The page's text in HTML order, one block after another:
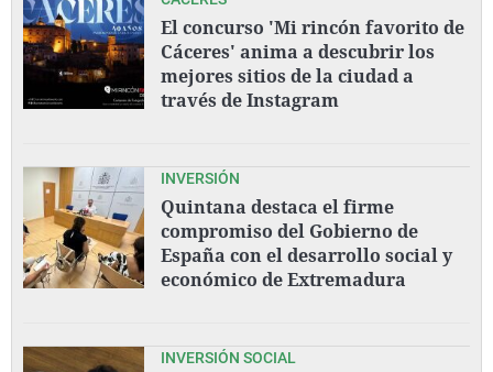
El concurso 'Mi rincón favorito de
Cáceres' anima a descubrir los
mejores sitios de la ciudad a
través de Instagram
INVERSIÓN
Quintana destaca el firme
compromiso del Gobierno de
España con el desarrollo social y
económico de Extremadura
INVERSIÓN SOCIAL